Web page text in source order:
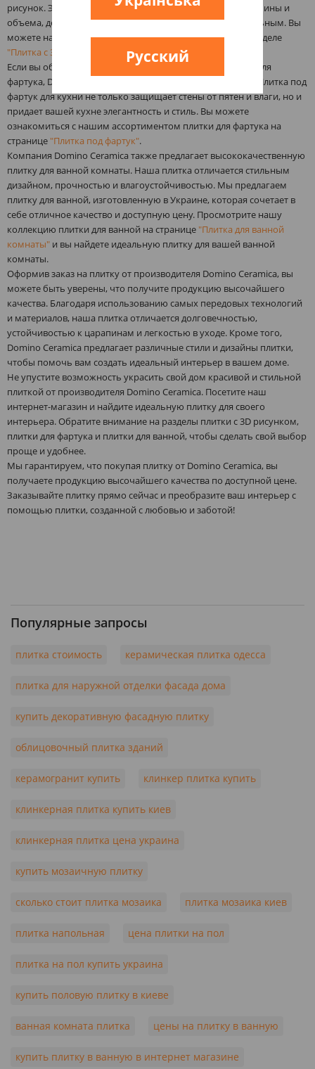
рисунок. Этот тип плитки создает интересный эффект глубины и
объема, делая ваш интерьер уникальным и привлекательным. Вы
можете найти плитку с 3D рисунком на нашем сайте в разделе
"Плитка с 3D рисунком"
Если вы обновляете кухню и ищете подходящую плитку для
фартука, Domino Ceramica также имеет большой выбор. Плитка под
фартук для кухни не только защищает стены от пятен и влаги, но и
придает вашей кухне элегантность и стиль. Вы можете
ознакомиться с нашим ассортиментом плитки для фартука на
странице "Плитка под фартук".
Компания Domino Ceramica также предлагает высококачественную
плитку для ванной комнаты. Наша плитка отличается стильным
дизайном, прочностью и влагоустойчивостью. Мы предлагаем
плитку для ванной, изготовленную в Украине, которая сочетает в
себе отличное качество и доступную цену. Просмотрите нашу
коллекцию плитки для ванной на странице "Плитка для ванной
комнаты" и вы найдете идеальную плитку для вашей ванной
комнаты.
Оформив заказ на плитку от производителя Domino Ceramica, вы
можете быть уверены, что получите продукцию высочайшего
качества. Благодаря использованию самых передовых технологий
и материалов, наша плитка отличается долговечностью,
устойчивостью к царапинам и легкостью в уходе. Кроме того,
Domino Ceramica предлагает различные стили и дизайны плитки,
чтобы помочь вам создать идеальный интерьер в вашем доме.
Не упустите возможность украсить свой дом красивой и стильной
плиткой от производителя Domino Ceramica. Посетите наш
интернет-магазин и найдите идеальную плитку для своего
интерьера. Обратите внимание на разделы плитки с 3D рисунком,
плитки для фартука и плитки для ванной, чтобы сделать свой выбор
проще и удобнее.
Мы гарантируем, что покупая плитку от Domino Ceramica, вы
получаете продукцию высочайшего качества по доступной цене.
Заказывайте плитку прямо сейчас и преобразите ваш интерьер с
помощью плитки, созданной с любовью и заботой!
Популярные запросы
плитка стоимость керамическая плитка одесса
плитка для наружной отделки фасада дома
купить декоративную фасадную плитку
облицовочный плитка зданий
керамогранит купить клинкер плитка купить
клинкерная плитка купить киев
клинкерная плитка цена украина
купить мозаичную плитку
сколько стоит плитка мозаика плитка мозаика киев
плитка напольная цена плитки на пол
плитка на пол купить украина
купить половую плитку в киеве
ванная комната плитка цены на плитку в ванную
купить плитку в ванную в интернет магазине
Русский